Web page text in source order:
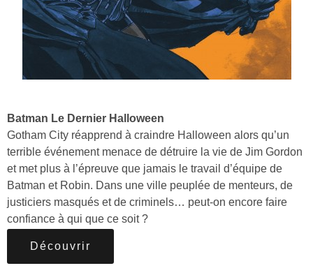
Batman Le Dernier Halloween
Gotham City réapprend à craindre Halloween alors qu’un
terrible événement menace de détruire la vie de Jim Gordon
et met plus à l’épreuve que jamais le travail d’équipe de
Batman et Robin. Dans une ville peuplée de menteurs, de
justiciers masqués et de criminels… peut-on encore faire
confiance à qui que ce soit ?
Découvrir